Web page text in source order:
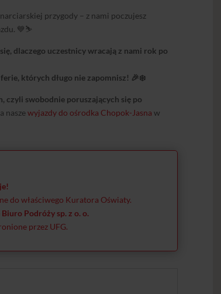
przygody – z nami poczujesz
💙⛷️
dlaczego uczestnicy wracają z nami rok po
których długo nie zapomnisz! 🎉❄️
czyli swobodnie poruszających się po
naszewyjazdy do ośrodka Chopok-Jasna w
do właściwego Kuratora Oświaty.
Podróży sp. z o. o.
przez UFG.